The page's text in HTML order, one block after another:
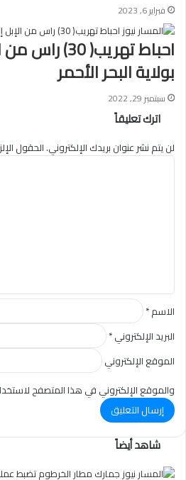
فبراير 6, 2023
احباط تهريب(
بولاية البحر الأحمر
سبتمبر 29, 2022
اترك تعليقاً
لن يتم نشر عنوان بريدك الإلكتروني.الحقول
ا
الاسم*
البريد الإلكتروني*
الموقع الإلكتروني
والموقع الإلكتروني في هذا المتصفح
شاهد أيضاً